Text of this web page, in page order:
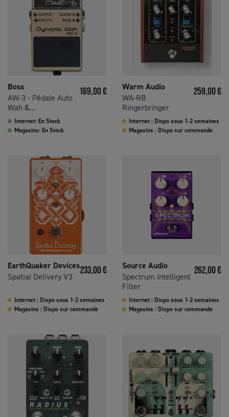
Boss
AW-3 - Pédale Auto
Wah &...
Prix
169,00 €
Internet: En Stock
Magasins: En Stock
Warm Audio
WA-RB
Ringerbringer
Prix
259,00 €
Internet : Dispo sous 1-2 semaines
Magasins : Dispo sur commande
EarthQuaker Devices
Spatial Delivery V3
Prix
233,00 €
Internet : Dispo sous 1-2 semaines
Magasins : Dispo sur commande
Source Audio
Spectrum Intelligent
Filter
Prix
262,00 €
Internet : Dispo sous 1-2 semaines
Magasins : Dispo sur commande